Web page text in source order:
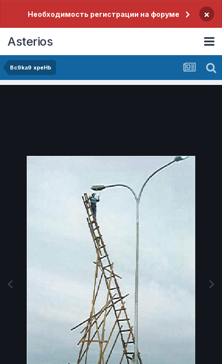
Необходимость регистрации на форуме ×
Asterios
Bc9ka9 xpeHb